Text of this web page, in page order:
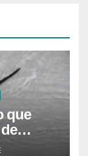
que